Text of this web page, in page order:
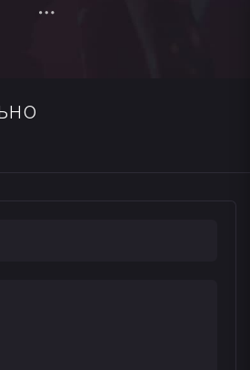
в данном случае служит